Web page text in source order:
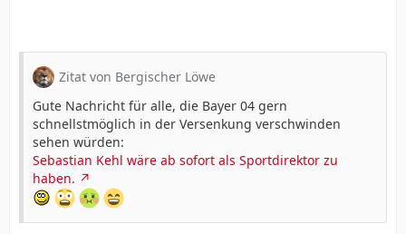
Zitat von Bergischer Löwe
Gute Nachricht für alle, die Bayer 04 gern
schnellstmöglich in der Versenkung verschwinden
sehen würden:
Sebastian Kehl wäre ab sofort als Sportdirektor zu
haben.